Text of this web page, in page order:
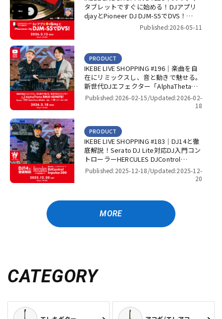
タブレットですぐに始める！DJアプリ
djayとPioneer DJ DJM-S5でDVS！
【presented by パワーDJ’s 渋谷】
Published:2026-05-11
IKEBE LIVE SHOPPING #196｜楽曲を自
在にリミックスし、音と動きで魅せる。
新世代DJエフェクター「AlphaTheta
RMX-IGNITE」！【presented by パワー
PRODUCT
Published:2026-02-15/Updated:2026-02-
18
IKEBE LIVE SHOPPING #183｜DJ14と徹
底解説！Serato DJ Lite対応DJ入門コン
トローラーHERCULES DJControl
Inpulse 500！【presented by パワー
PRODUCT
Published:2025-12-18/Updated:2025-12-
20
MORE
CATEGORY